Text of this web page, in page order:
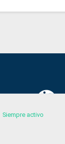
©
Siempre activo